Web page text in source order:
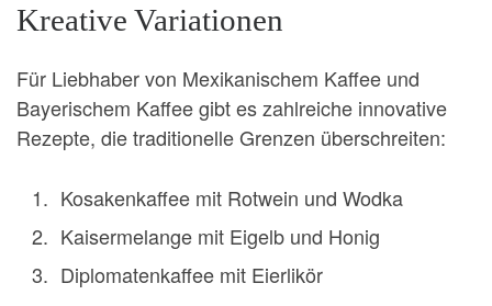
Kreative Variationen
Für Liebhaber von Mexikanischem Kaffee und
Bayerischem Kaffee gibt es zahlreiche innovative
Rezepte, die traditionelle Grenzen überschreiten:
Kosakenkaffee mit Rotwein und Wodka
Kaisermelange mit Eigelb und Honig
Diplomatenkaffee mit Eierlikör